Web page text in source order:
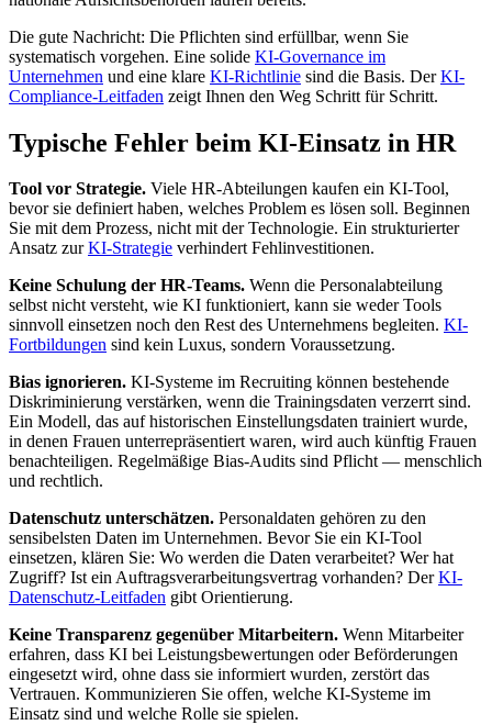
Die gute Nachricht: Die Pflichten sind erfüllbar, wenn Sie
systematisch vorgehen. Eine solide KI-Governance im
Unternehmen und eine klare KI-Richtlinie sind die Basis. DerKI-
Compliance-Leitfaden zeigt Ihnen den Weg Schritt für Schritt.
Typische Fehler beim KI-Einsatz in HR
Tool vor Strategie. Viele HR-Abteilungen kaufen ein KI-Tool,
bevor sie definiert haben, welches Problem es lösen soll. Beginnen
Sie mit dem Prozess, nicht mit der Technologie. Ein strukturierter
Ansatz zurKI-Strategie verhindert Fehlinvestitionen.
Keine Schulung der HR-Teams. Wenn die Personalabteilung
selbst nicht versteht, wie KI funktioniert, kann sie weder Tools
sinnvoll einsetzen noch den Rest des Unternehmens begleiten. KI-
Fortbildungen sind kein Luxus, sondern Voraussetzung.
Bias ignorieren. KI-Systeme im Recruiting können bestehende
Diskriminierung verstärken, wenn die Trainingsdaten verzerrt sind.
Ein Modell, das auf historischen Einstellungsdaten trainiert wurde,
in denen Frauen unterrepräsentiert waren, wird auch künftig Frauen
benachteiligen. Regelmäßige Bias-Audits sind Pflicht — menschlich
und rechtlich.
Datenschutz unterschätzen. Personaldaten gehören zu den
sensibelsten Daten im Unternehmen. Bevor Sie ein KI-Tool
einsetzen, klären Sie: Wo werden die Daten verarbeitet? Wer hat
Zugriff? Ist ein Auftragsverarbeitungsvertrag vorhanden? DerKI-
Datenschutz-Leitfaden gibt Orientierung.
Keine Transparenz gegenüber Mitarbeitern. Wenn Mitarbeiter
erfahren, dass KI bei Leistungsbewertungen oder Beförderungen
eingesetzt wird, ohne dass sie informiert wurden, zerstört das
Vertrauen. Kommunizieren Sie offen, welche KI-Systeme im
Einsatz sind und welche Rolle sie spielen.